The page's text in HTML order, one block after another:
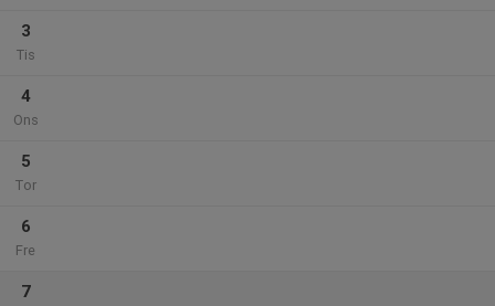
3
Tis
4
Ons
5
Tor
6
Fre
7